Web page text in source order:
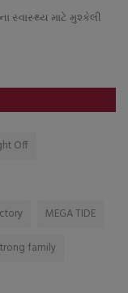
માટે મુશ્કેલી
Off
MEGA TIDE
family